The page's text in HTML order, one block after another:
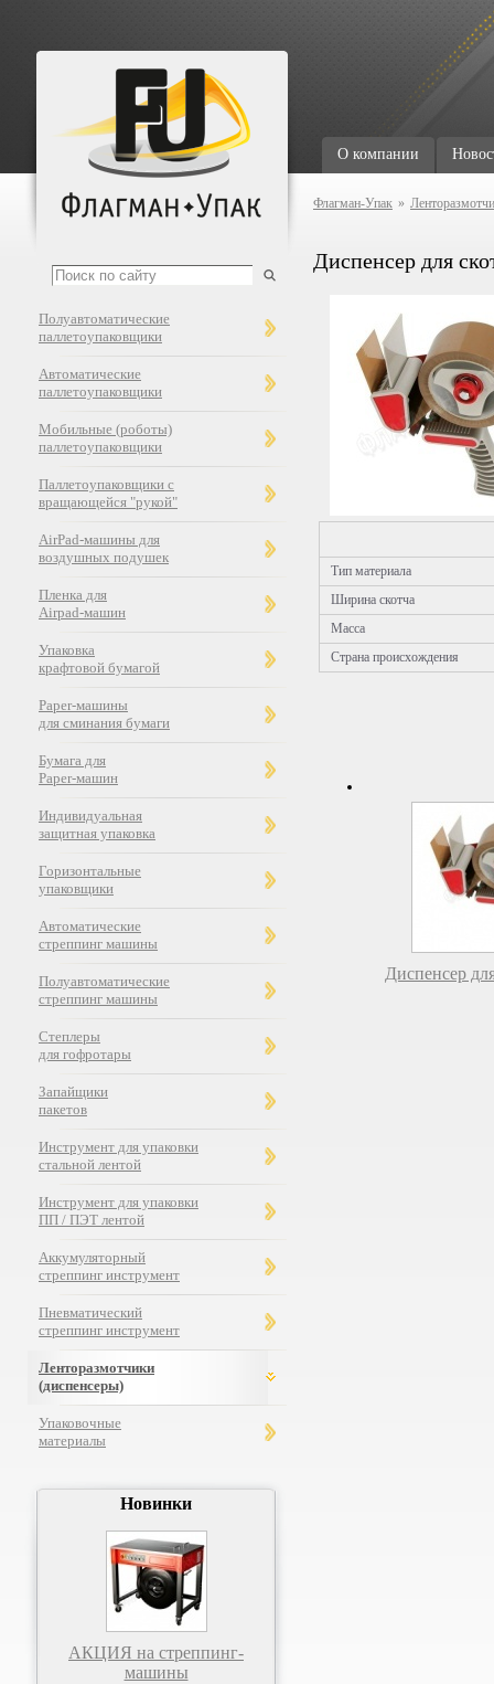
О компании
Полуавтоматические
паллетоупаковщики
Автоматические
паллетоупаковщики
Мобильные (роботы)
паллетоупаковщики
Паллетоупаковщики с
вращающейся "рукой"
AirPad-машины для
воздушных подушек
Пленка для
Airpad-машин
Упаковка
крафтовой бумагой
Paper-машины
для сминания бумаги
Бумага для
Paper-машин
Индивидуальная
защитная упаковка
Горизонтальные
упаковщики
Автоматические
стреппинг машины
Полуавтоматические
стреппинг машины
Степлеры
для гофротары
Запайщики
пакетов
Инструмент для упаковки
стальной лентой
Инструмент для упаковки
ПП / ПЭТ лентой
Аккумуляторный
стреппинг инструмент
Пневматический
стреппинг инструмент
Ленторазмотчики
(диспенсеры)
Упаковочные
материалы
Новинки
АКЦИЯ на стреппинг-
машины
Флагман-Упак »
Диспенсер для
Тип материала
Ширина скотча
Масса
Страна происхождения
Диспенсер